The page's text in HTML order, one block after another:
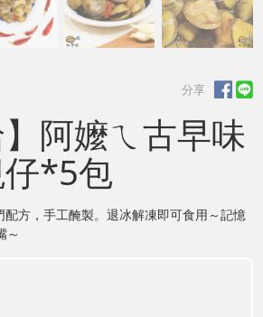
】阿嬤ㄟ古早味
*5包
方，手工醃製。退冰解凍即可食用～記憶
～